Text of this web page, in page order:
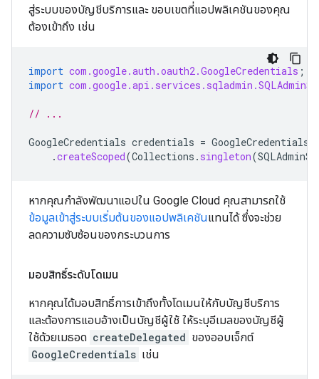
สู่ระบบของบัญชีบริการและ ขอบเขตที่แอปพลิเคชันของคุณ
ต้องเข้าถึง เช่น
import com.google.auth.oauth2.GoogleCredentials ;
import
// ...
GoogleCredentials credentials = GoogleCredentials
.createScoped(Collections . singleton(
หากคุณกำลังพัฒนาแอปใน Google Cloud คุณสามารถใช้
ข้อมูลเข้าสู่ระบบเริ่มต้นของแอปพลิเคชันแทนได้ ซึ่งจะช่วย
ลดความซับซ้อนของกระบวนการ
มอบสิทธิ์ระดับโดเมน
หากคุณได้มอบสิทธิ์การเข้าถึงทั้งโดเมนให้กับบัญชีบริการ
และต้องการแอบอ้างเป็นบัญชีผู้ใช้ ให้ระบุอีเมลของบัญชีผู้
ใช้ด้วยเมธอด createDelegated ของออบเจ็กต์
GoogleCredentials เช่น